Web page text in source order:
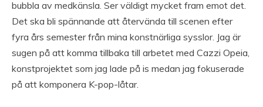
bubbla av medkänsla. Ser väldigt mycket fram emot det.
Det ska bli spännande att återvända till scenen efter
fyra års semester från mina konstnärliga sysslor. Jag är
sugen på att komma tillbaka till arbetet med Cazzi Opeia,
konstprojektet som jag lade på is medan jag fokuserade
på att komponera K-pop-låtar.